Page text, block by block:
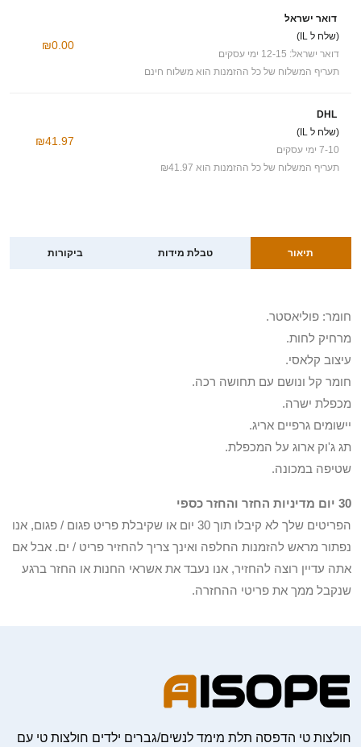
דואר ישראל
(שלח ל IL)
דואר ישראל: 12-15 ימי עסקים
תעריף המשלוח של כל ההזמנות הוא משלוח חינם
₪0.00
DHL
(שלח ל IL)
7-10 ימי עסקים
תעריף המשלוח של כל ההזמנות הוא ₪41.97
₪41.97
תיאור טבלת מידות ביקורות
חומר: פוליאסטר.
מרחיק לחות.
עיצוב קלאסי.
חומר קל ונושם עם תחושה רכה.
מכפלת ישרה.
יישומים גרפיים אריג.
תג ג'וק ארוג על המכפלת.
שטיפה במכונה.
30 יום מדיניות החזר והחזר כספי
הפריטים שלך לא קיבלו תוך 30 יום או שקיבלת פריט פגום / פגום, אנו
נפתור מראש להזמנות החלפה ואינך צריך להחזיר פריט / ים. אבל אם
אתה עדיין רוצה להחזיר, אנו נעבד את אשראי החנות או החזר ברגע
שנקבל ממך את פריטי ההחזרה.
חולצות טי הדפסה תלת מימד לנשים/גברים ילדים חולצות טי עם